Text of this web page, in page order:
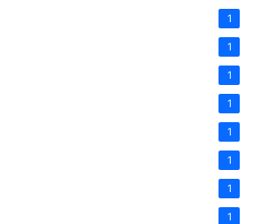
1
1
1
1
1
1
1
1